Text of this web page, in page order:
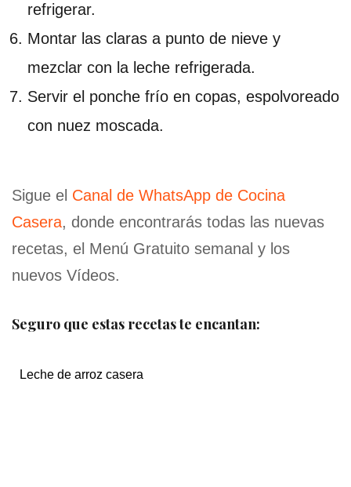
refrigerar.
Montar las claras a punto de nieve y
mezclar con la leche refrigerada.
Servir el ponche frío en copas, espolvoreado
con nuez moscada.
Sigue el Canal de WhatsApp de Cocina
Casera, donde encontrarás todas las nuevas
recetas, el Menú Gratuito semanal y los
nuevos Vídeos.
Seguro que estas recetas te encantan:
Leche de arroz casera